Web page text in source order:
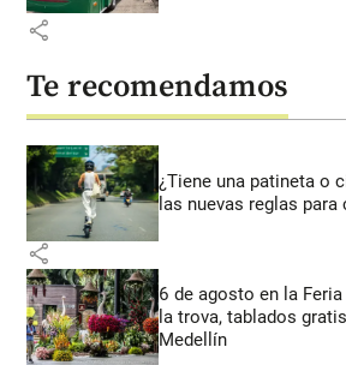
share
Te recomendamos
¿Tiene una patineta o
las nuevas reglas
share
6 de agosto en la
la trova, tablados
Medellín